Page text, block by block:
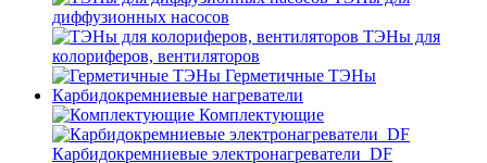
диффузионных насосов
ТЭНы для
колориферов, вентиляторов
Герметичные ТЭНы
Карбидокремниевые нагреватели
Комплектующие
Карбидокремниевые электронагреватели_DF